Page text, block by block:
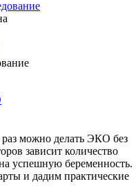
раз можно делать ЭКО без
зависит количество
успешную беременность.
и дадим практические